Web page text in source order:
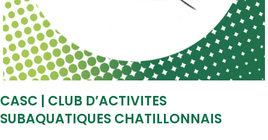
CASC | CLUB D’ACTIVITES
SUBAQUATIQUES CHATILLONNAIS